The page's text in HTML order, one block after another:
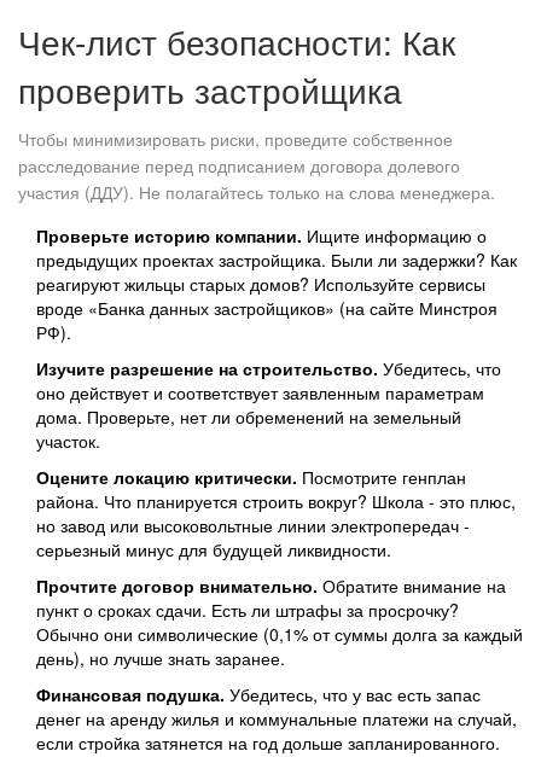
Чек-лист безопасности: Как
проверить застройщика
Чтобы минимизировать риски, проведите собственное
расследование перед подписанием договора долевого
участия (ДДУ). Не полагайтесь только на слова менеджера.
Проверьте историю компании. Ищите информацию о
предыдущих проектах застройщика. Были ли задержки? Как
реагируют жильцы старых домов? Используйте сервисы
вроде «Банка данных застройщиков» (на сайте Минстроя
РФ).
Изучите разрешение на строительство. Убедитесь, что
оно действует и соответствует заявленным параметрам
дома. Проверьте, нет ли обременений на земельный
участок.
Оцените локацию критически. Посмотрите генплан
района. Что планируется строить вокруг? Школа - это плюс,
но завод или высоковольтные линии электропередач -
серьезный минус для будущей ликвидности.
Прочтите договор внимательно. Обратите внимание на
пункт о сроках сдачи. Есть ли штрафы за просрочку?
Обычно они символические (0,1% от суммы долга за каждый
день), но лучше знать заранее.
Финансовая подушка. Убедитесь, что у вас есть запас
денег на аренду жилья и коммунальные платежи на случай,
если стройка затянется на год дольше запланированного.